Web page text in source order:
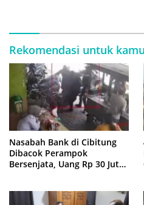
Rekomendasi untuk kamu
Nasabah Bank di Cibitung
Dibacok Perampok
Bersenjata, Uang Rp 30 Juta